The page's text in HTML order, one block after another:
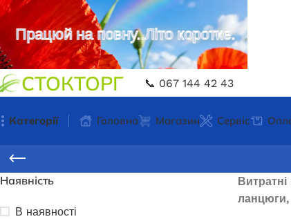
СТОКТОРГ 📞 067 144 42 43
Категорії Головна Магазин Сервіс
Наявність
В наявності
ланцюги,
Працюй на повну. Літо коротке.